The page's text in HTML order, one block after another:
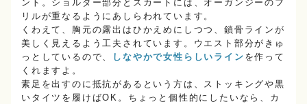
ント。ショルダー部分とスカートには、オーガンジーのフ
リルが重なるようにあしらわれています。
くわえて、胸元の露出はひかえめにしつつ、鎖骨ラインが
美しく見えるよう工夫されています。ウエスト部分がきゅ
っとしているので、
しなやかで女性らしいライン を作って
くれますよ。
素足を出すのに抵抗があるという方は、ストッキングや黒
いタイツを履けばOK。ちょっと個性的にしたいなら、カ